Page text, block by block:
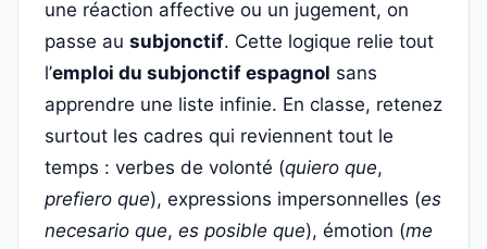
une réaction affective ou un jugement, on
passe au subjonctif. Cette logique relie tout
l’emploi du subjonctif espagnol sans
apprendre une liste infinie. En classe, retenez
surtout les cadres qui reviennent tout le
temps : verbes de volonté (quiero que,
prefiero que), expressions impersonnelles (es
necesario que, es posible que), émotion (me